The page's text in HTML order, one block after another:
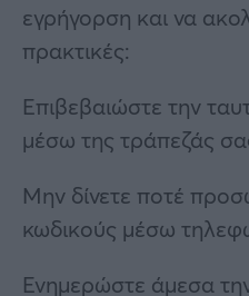
εγρήγορση και να
πρακτικές:
Επιβεβαιώστε την
μέσω της τράπεζάς
Μην δίνετε ποτέ
κωδικούς μέσω
Ενημερώστε άμεσα